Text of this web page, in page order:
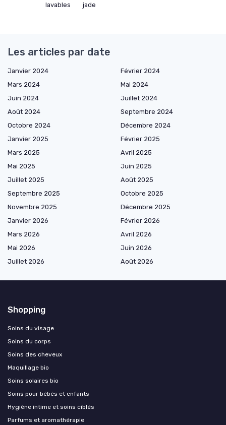
lavables
jade
Les articles par date
Janvier 2024
Février 2024
Mars 2024
Mai 2024
Juin 2024
Juillet 2024
Août 2024
Septembre 2024
Octobre 2024
Décembre 2024
Janvier 2025
Février 2025
Mars 2025
Avril 2025
Mai 2025
Juin 2025
Juillet 2025
Août 2025
Septembre 2025
Octobre 2025
Novembre 2025
Décembre 2025
Janvier 2026
Février 2026
Mars 2026
Avril 2026
Mai 2026
Juin 2026
Juillet 2026
Août 2026
Shopping
Soins du visage
Soins du corps
Soins des cheveux
Maquillage bio
Soins solaires bio
Soins pour bébés et enfants
Hygiène intime et soins ciblés
Parfums et aromathérapie